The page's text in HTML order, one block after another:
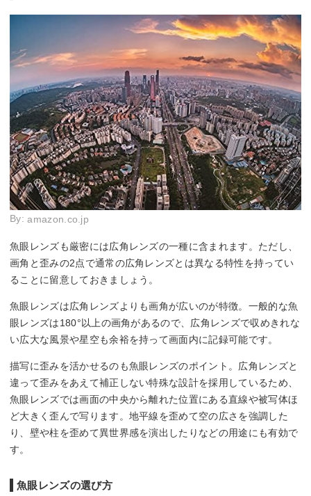
By:amazon.co.jp
魚眼レンズも厳密には広角レンズの一種に含まれます。ただし、
画角と歪みの2点で通常の広角レンズとは異なる特性を持ってい
ることに留意しておきましょう。
魚眼レンズは広角レンズよりも画角が広いのが特徴。一般的な魚
眼レンズは180°以上の画角があるので、広角レンズで収めきれな
い広大な風景や星空も余裕を持って画面内に記録可能です。
描写に歪みを活かせるのも魚眼レンズのポイント。広角レンズと
違って歪みをあえて補正しない特殊な設計を採用しているため、
魚眼レンズでは画面の中央から離れた位置にある直線や被写体ほ
ど大きく歪んで写ります。地平線を歪めて空の広さを強調した
り、壁や柱を歪めて異世界感を演出したりなどの用途にも有効で
す。
魚眼レンズの選び方